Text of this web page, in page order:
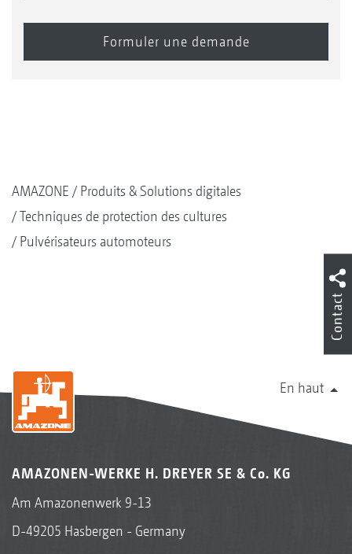
AMAZONE
Produits & Solutions digitales
Techniques de protection des cultures
Pulvérisateurs automoteurs
En haut
AMAZONEN-WERKE H. DREYER SE & Co. KG
Am Amazonenwerk 9-13
D-49205 Hasbergen - Germany
Contact